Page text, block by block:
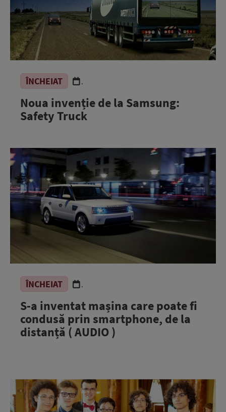
ÎNCHEIAT .
Noua invenție de la Samsung:
Safety Truck
ÎNCHEIAT .
S-a inventat mașina care poate fi
condusă prin smartphone, de la
distanță ( AUDIO )